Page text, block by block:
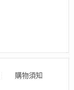
購物須知